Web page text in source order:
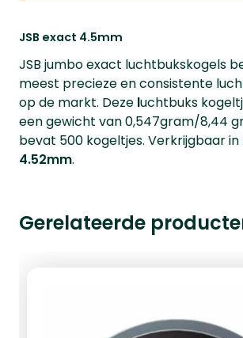
JSB exact 4.5mm
JSB jumbo exact luchtbukskogels
meest precieze en consistente
op de markt. Deze luchtbuks
een gewicht van 0,547gram/8,44
bevat 500 kogeltjes. Verkrijgbaar in
4.52mm.
Gerelateerde